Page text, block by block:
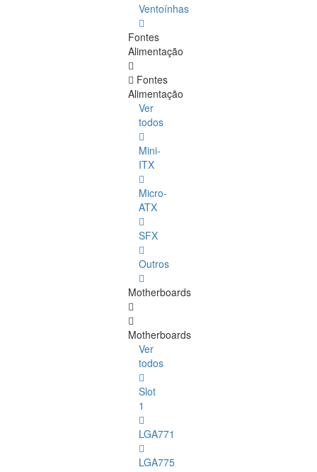
Ventoínhas
Fontes
Alimentação
Fontes
Alimentação
Ver
todos
Mini-
ITX
Micro-
ATX
SFX
Outros
Motherboards
Motherboards
Ver
todos
Slot
1
LGA771
LGA775